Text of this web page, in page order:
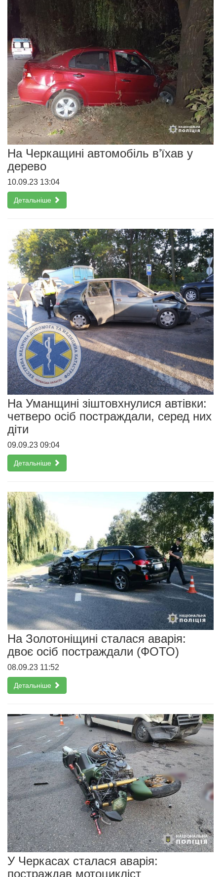
На Черкащині автомобіль в’їхав у
дерево
10.09.23 13:04
Детальніше
На Уманщині зіштовхнулися автівки:
четверо осіб постраждали, серед них
діти
09.09.23 09:04
Детальніше
На Золотоніщині сталася аварія:
двоє осіб постраждали (ФОТО)
08.09.23 11:52
Детальніше
У Черкасах сталася аварія:
постраждав мотоцикліст